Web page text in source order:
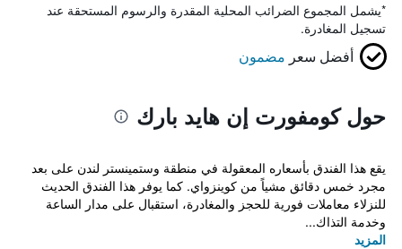
*يشمل المجموع الضرائب المحلية المقدرة والرسوم المستحقة عند
تسجيل المغادرة.
أفضل سعر مضمون
حول كومفورت إن هايد بارك
يقع هذا الفندق بأسعاره المعقولة في منطقة وستمينستر لندن على بعد
مجرد خمس دقائق مشياً من كوينزواي. كما يوفر هذا الفندق الحديث
للنزلاء معاملات فورية للحجز والمغادرة، استقبال على مدار الساعة
وخدمة التذاك...
المزيد